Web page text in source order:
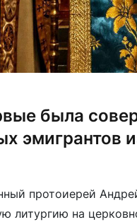
была
эмигрантов
протоиерей
литургию на